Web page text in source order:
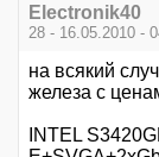
Electronik40
28 - 16.05.2010 -
на всякий
железа с
INTEL